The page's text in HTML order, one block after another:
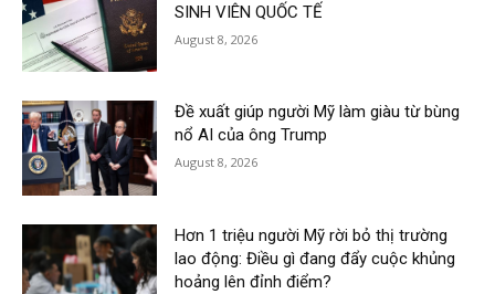
SINH VIÊN QUỐC TẾ
August 8, 2026
Đề xuất giúp người Mỹ làm giàu từ bùng
nổ AI của ông Trump
August 8, 2026
Hơn 1 triệu người Mỹ rời bỏ thị trường
lao động: Điều gì đang đẩy cuộc khủng
hoảng lên đỉnh điểm?